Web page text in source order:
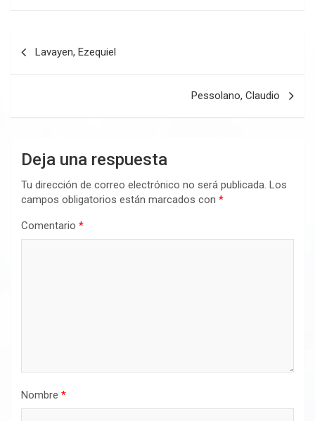
Lavayen, Ezequiel
Pessolano, Claudio
Deja una respuesta
Tu dirección de correo electrónico no será publicada. Los
campos obligatorios están marcados con *
Comentario *
Nombre *